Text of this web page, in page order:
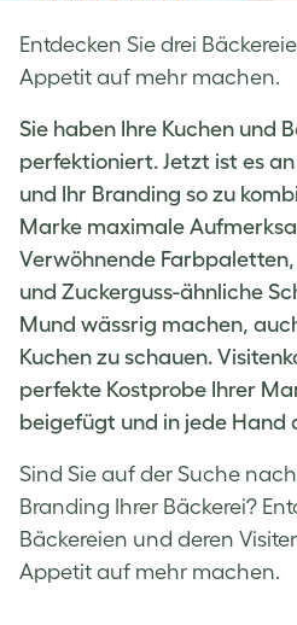
Entdecken Sie drei
Appetit auf mehr machen.
Sie haben Ihre Kuchen und
perfektioniert. Jetzt ist es
und Ihr Branding so zu
Marke maximale
Verwöhnende
und Zuckerguss-ähnliche
Mund wässrig machen,
Kuchen zu schauen.
perfekte Kostprobe Ihrer
beigefügt und in jede Hand
Sind Sie auf der Suche
Branding Ihrer Bäckerei?
Bäckereien und deren
Appetit auf mehr machen.